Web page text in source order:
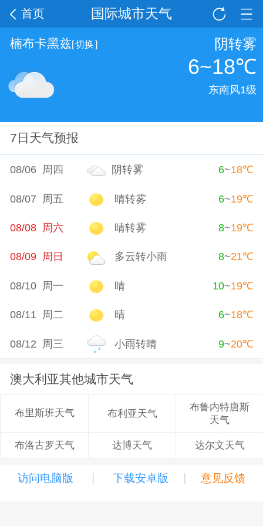
国际城市天气
首页
楠布卡黑兹[切换] 阴转雾
6~18℃
东南风1级
7日天气预报
08/06 周四 阴转雾 6~18℃
08/07 周五 晴转雾 6~19℃
08/08 周六 晴转雾 8~19℃
08/09 周日 多云转小雨 8~21℃
08/10 周一 晴 10~19℃
08/11 周二 晴 6~18℃
08/12 周三 小雨转晴 9~20℃
澳大利亚其他城市天气
布里斯班天气 布利亚天气
布鲁内特唐斯
天气
布洛古罗天气 达博天气 达尔文天气
访问电脑版 | 下载安卓版 | 意见反馈